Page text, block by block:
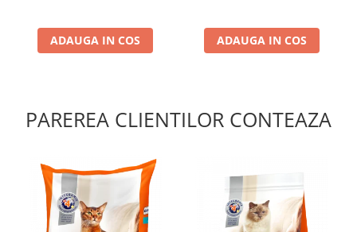
ADAUGA IN COS ADAUGA IN COS
PAREREA CLIENTILOR CONTEAZA